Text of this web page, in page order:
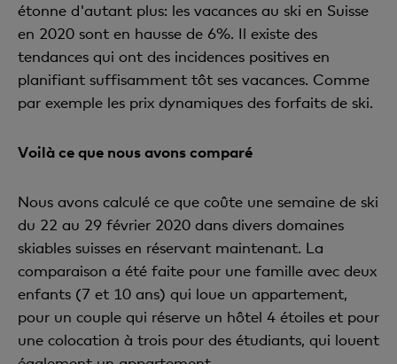
étonne d'autant plus: les vacances au ski en Suisse
en 2020 sont en hausse de 6%. Il existe des
tendances qui ont des incidences positives en
planifiant suffisamment tôt ses vacances. Comme
par exemple les prix dynamiques des forfaits de ski.
Voilà ce que nous avons comparé
Nous avons calculé ce que coûte une semaine de ski
du 22 au 29 février 2020 dans divers domaines
skiables suisses en réservant maintenant. La
comparaison a été faite pour une famille avec deux
enfants (7 et 10 ans) qui loue un appartement,
pour un couple qui réserve un hôtel 4 étoiles et pour
une colocation à trois pour des étudiants, qui louent